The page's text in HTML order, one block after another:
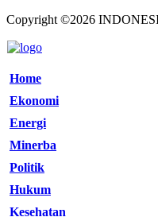
Copyright ©2026
Home
Ekonomi
Energi
Minerba
Politik
Hukum
Kesehatan